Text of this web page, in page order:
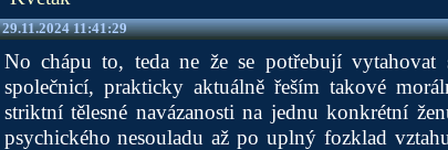
29.11.2024 11:41:29
No chápu to, teda ne že se potřebují
společnicí, prakticky aktuálně řeším takové
striktní tělesné navázanosti na jednu konkrétní
psychického nesouladu až po uplný fozklad